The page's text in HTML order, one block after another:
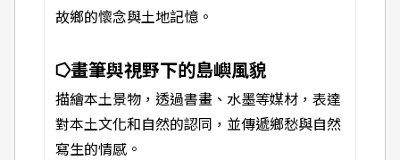
故鄉的懷念與土地記憶。
⭔畫筆與視野下的島嶼風貌
描繪本土景物，透過書畫、水墨等媒材，表達
對本土文化和自然的認同，並傳遞鄉愁與自然
寫生的情感。